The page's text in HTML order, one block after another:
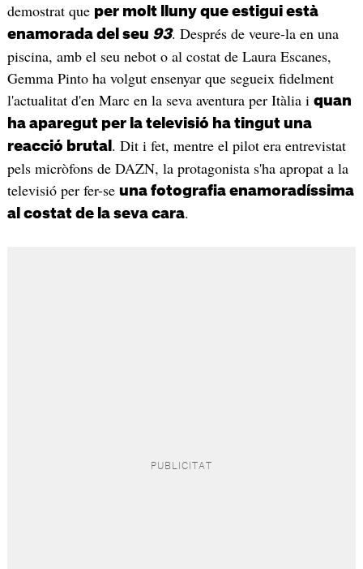
demostrat que per molt lluny que estigui està
enamorada del seu 93. Després de veure-la en una
piscina, amb el seu nebot o al costat de Laura Escanes,
Gemma Pinto ha volgut ensenyar que segueix fidelment
l'actualitat d'en Marc en la seva aventura per Itàlia i quan
ha aparegut per la televisió ha tingut una
reacció brutal . Dit i fet, mentre el pilot era entrevistat
pels micròfons de DAZN, la protagonista s'ha apropat a la
televisió per fer-se una fotografia enamoradíssima
al costat de la seva cara.